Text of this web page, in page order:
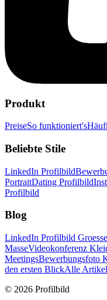
Produkt
PreiseSo funktioniert's
Beliebte Stile
LinkedIn Profilbild
PortraitDating Profilbild
Profilbild
Blog
LinkedIn Profilbild
MasseVideokonferenz
MeetingsBewerbungsfoto
den ersten BlickAlle Artikel
© 2026 Profilbild